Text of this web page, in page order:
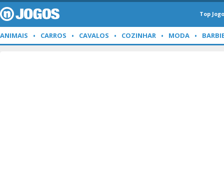
Top
ANIMAIS CARROS CAVALOS COZINHAR MODA